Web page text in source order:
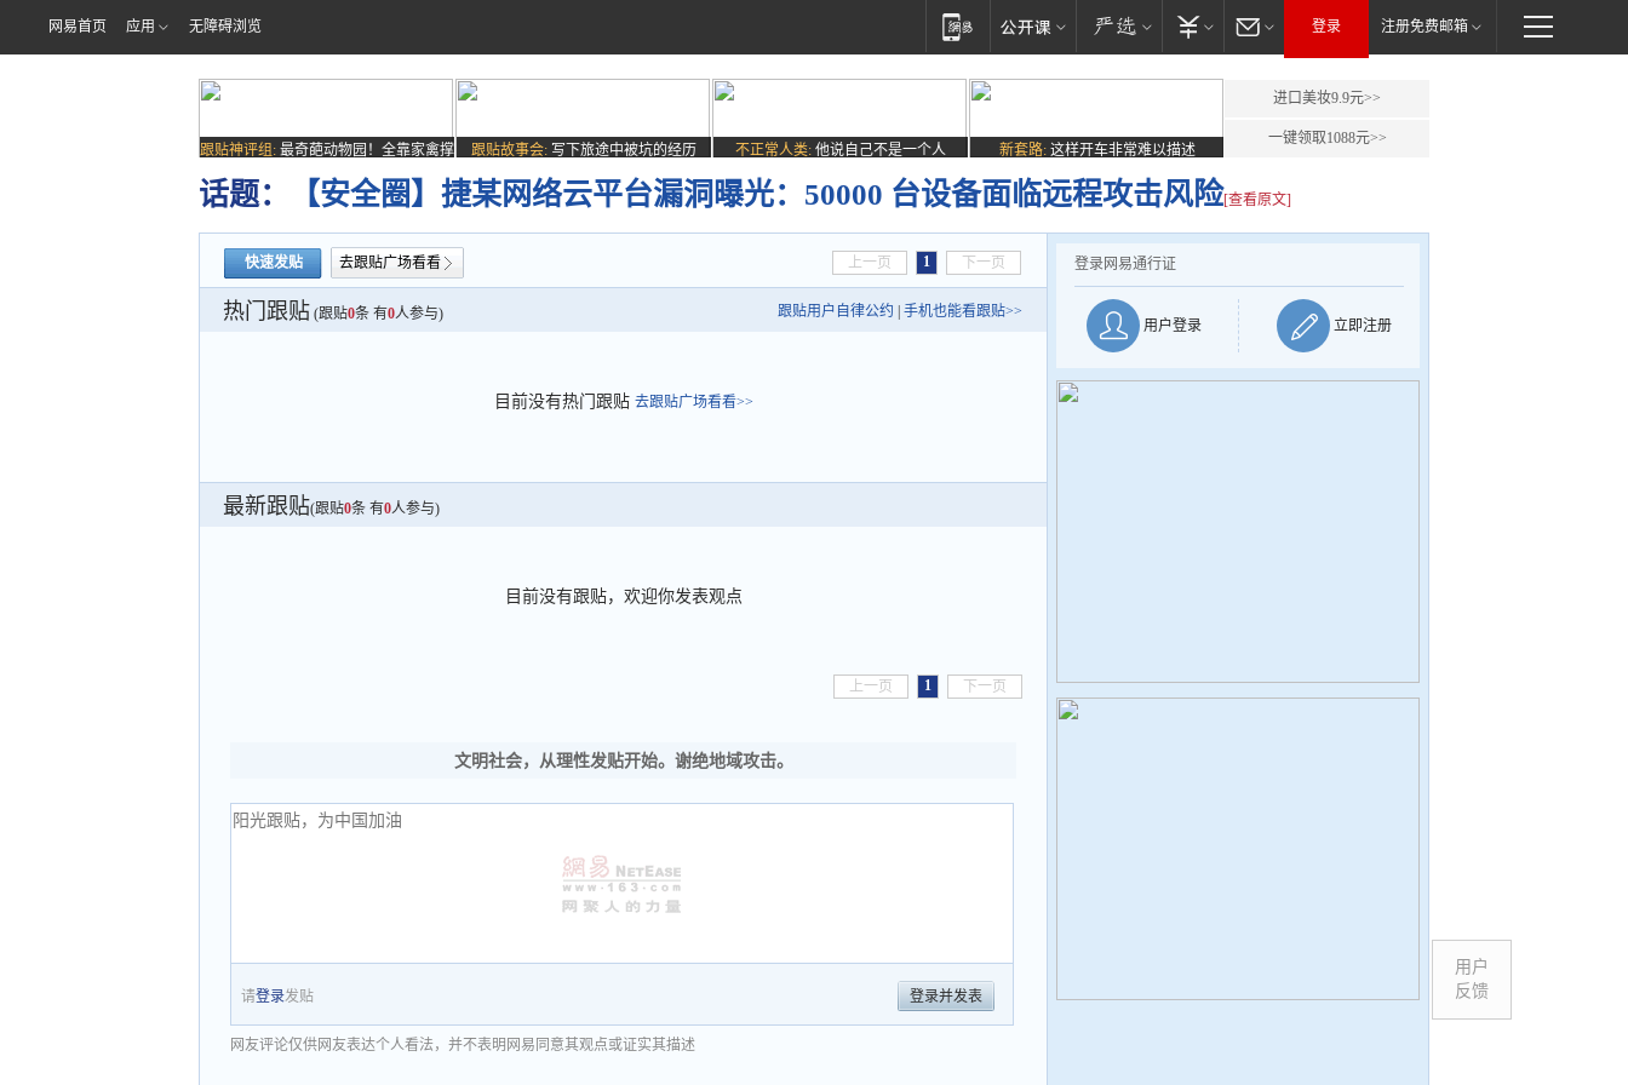
网易首页 应用 无障碍浏览 登录 注册免费邮箱
跟贴神评组: 最奇葩动物园！全靠家禽撑
场子
跟贴故事会: 写下旅途中被坑的经历 不正常人类: 他说自己不是一个人 新套路: 这样开车非常难以描述
进口美妆9.9元>>
一键领取1088元>>
话题： 【安全圈】捷某网络云平台漏洞曝光：50000 台设备面临远程攻击风险[查看原文]
快速发贴 去跟贴广场看看 上一页 1 下一页
热门跟贴 (跟贴0条 有0人参与) 跟贴用户自律公约 手机也能看跟贴>>
目前没有热门跟贴 去跟贴广场看看>>
最新跟贴(跟贴0条 有0人参与)
目前没有跟贴，欢迎你发表观点
上一页 1 下一页
文明社会，从理性发贴开始。谢绝地域攻击。
请登录发贴 登录并发表
网友评论仅供网友表达个人看法，并不表明网易同意其观点或证实其描述
登录网易通行证
用户登录 立即注册
用户
反馈